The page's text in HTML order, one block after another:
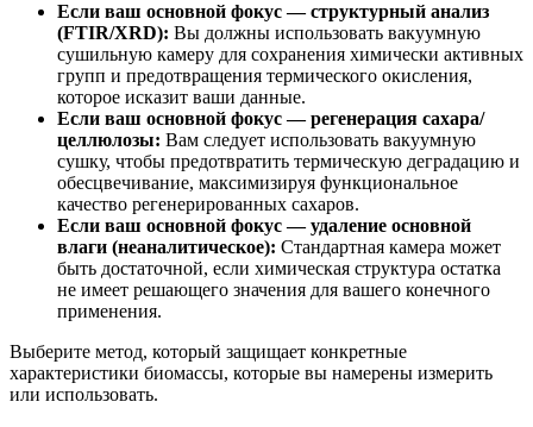
Если ваш основной фокус — структурный анализ
(FTIR/XRD): Вы должны использовать вакуумную
сушильную камеру для сохранения химически активных
групп и предотвращения термического окисления,
которое исказит ваши данные.
Если ваш основной фокус — регенерация сахара/
целлюлозы: Вам следует использовать вакуумную
сушку, чтобы предотвратить термическую деградацию и
обесцвечивание, максимизируя функциональное
качество регенерированных сахаров.
Если ваш основной фокус — удаление основной
влаги (неаналитическое): Стандартная камера может
быть достаточной, если химическая структура остатка
не имеет решающего значения для вашего конечного
применения.
Выберите метод, который защищает конкретные
характеристики биомассы, которые вы намерены измерить
или использовать.